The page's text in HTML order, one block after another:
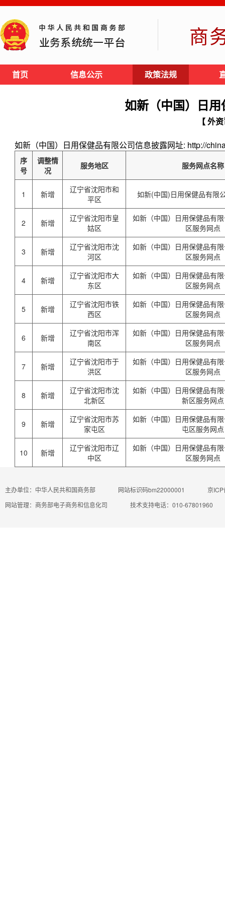
商
首页 信息公示 政策法规
如新（中国）日
【 外
如新（中国）日用保健品有限公司信息披露网址: http://
序
号
调整情
况
服务地区 服务网点名称
1 新增
辽宁省沈阳市和
平区
如新(中国)日用保健品有限
2 新增
辽宁省沈阳市皇
姑区
如新（中国）日用保健品有
区服务网点
3 新增
辽宁省沈阳市沈
河区
如新（中国）日用保健品有
区服务网点
4 新增
辽宁省沈阳市大
东区
如新（中国）日用保健品有
区服务网点
5 新增
辽宁省沈阳市铁
西区
如新（中国）日用保健品有
区服务网点
6 新增
辽宁省沈阳市浑
南区
如新（中国）日用保健品有
区服务网点
7 新增
辽宁省沈阳市于
洪区
如新（中国）日用保健品有
区服务网点
8 新增
辽宁省沈阳市沈
北新区
如新（中国）日用保健品有
新区服务网点
9 新增
辽宁省沈阳市苏
家屯区
如新（中国）日用保健品有
屯区服务网点
10 新增
辽宁省沈阳市辽
中区
如新（中国）日用保健品有
区服务网点
主办单位：中华人民共和国商务部 网站标识码bm22000001
京
网站管理：商务部电子商务和信息化司
技术支持电话：010-67801960